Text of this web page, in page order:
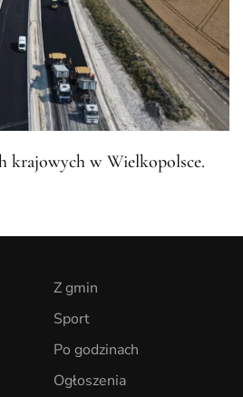
krajowych w Wielkopolsce.
Z gmin
Sport
Po godzinach
Ogłoszenia